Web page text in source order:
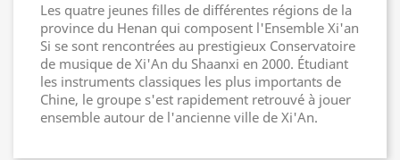
Les quatre jeunes filles de différentes régions de la
province du Henan qui composent l'Ensemble Xi'an
Si se sont rencontrées au prestigieux Conservatoire
de musique de Xi'An du Shaanxi en 2000. Étudiant
les instruments classiques les plus importants de
Chine, le groupe s'est rapidement retrouvé à jouer
ensemble autour de l'ancienne ville de Xi'An.